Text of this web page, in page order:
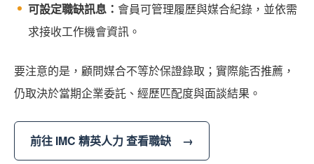
可設定職缺訊息： 會員可管理履歷與媒合紀錄，並依需
求接收工作機會資訊。
要注意的是，顧問媒合不等於保證錄取；實際能否推薦，
仍取決於當期企業委託、經歷匹配度與面談結果。
前往 IMC 精英人力 查看職缺 →